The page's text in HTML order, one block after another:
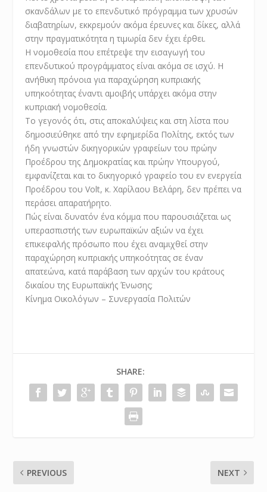
σκανδάλων με το επενδυτικό πρόγραμμα των χρυσών
διαβατηρίων, εκκρεμούν ακόμα έρευνες και δίκες, αλλά
στην πραγματικότητα η τιμωρία δεν έχει έρθει.
Η νομοθεσία που επέτρεψε την εισαγωγή του
επενδυτικού προγράμματος είναι ακόμα σε ισχύ. Η
ανήθικη πρόνοια για παραχώρηση κυπριακής
υπηκοότητας έναντι αμοιβής υπάρχει ακόμα στην
κυπριακή νομοθεσία.
Το γεγονός ότι, στις αποκαλύψεις και στη λίστα που
δημοσιεύθηκε από την εφημερίδα Πολίτης, εκτός των
ήδη γνωστών δικηγορικών γραφείων του πρώην
Προέδρου της Δημοκρατίας και πρώην Υπουργού,
εμφανίζεται και το δικηγορικό γραφείο του εν ενεργεία
Προέδρου του Volt, κ. Χαρίλαου Βελάρη, δεν πρέπει να
περάσει απαρατήρητο.
Πώς είναι δυνατόν ένα κόμμα που παρουσιάζεται ως
υπερασπιστής των ευρωπαϊκών αξιών να έχει
επικεφαλής πρόσωπο που έχει αναμιχθεί στην
παραχώρηση κυπριακής υπηκοότητας σε έναν
απατεώνα, κατά παράβαση των αρχών του κράτους
δικαίου της Ευρωπαϊκής Ένωσης;
Κίνημα Οικολόγων – Συνεργασία Πολιτών
SHARE:
PREVIOUS NEXT